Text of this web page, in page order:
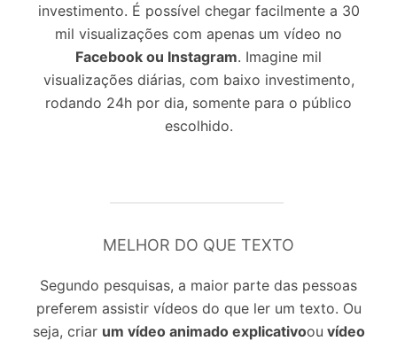
investimento. É possível chegar facilmente a 30
mil visualizações com apenas um vídeo no
Facebook ou Instagram. Imagine mil
visualizações diárias, com baixo investimento,
rodando 24h por dia, somente para o público
escolhido.
MELHOR DO QUE TEXTO
Segundo pesquisas, a maior parte das pessoas
preferem assistir vídeos do que ler um texto. Ou
seja, criar um vídeo animado explicativoou vídeo